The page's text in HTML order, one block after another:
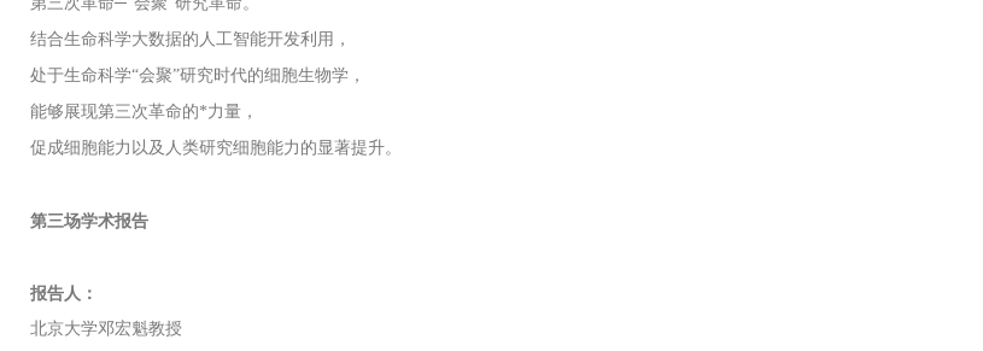
结合生命科学大数据的人工智能开发利用，
处于生命科学“会聚”研究时代的细胞生物学，
能够展现第三次革命的*力量，
促成细胞能力以及人类研究细胞能力的显著提升。
第三场学术报告
报告人：
北京大学邓宏魁教授